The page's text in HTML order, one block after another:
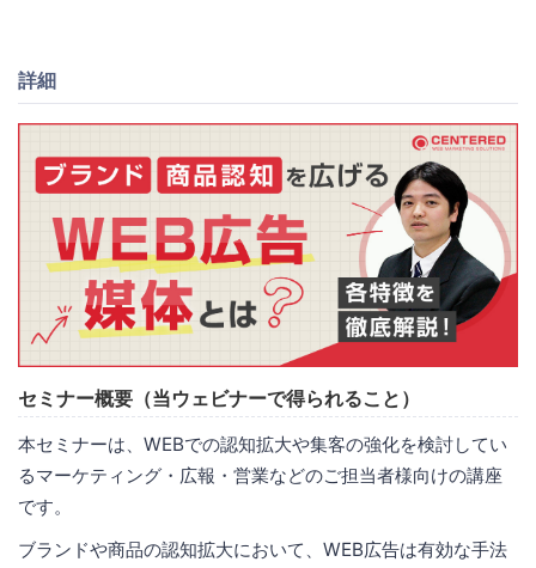
詳細
セミナー概要（当ウェビナーで得られること）
本セミナーは、WEBでの認知拡大や集客の強化を検討してい
るマーケティング・広報・営業などのご担当者様向けの講座
です。
ブランドや商品の認知拡大において、WEB広告は有効な手法